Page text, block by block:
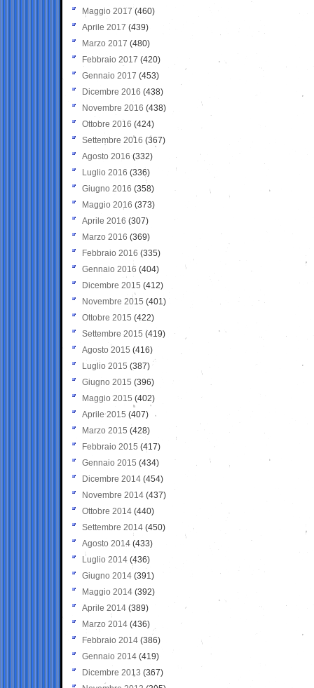
Maggio 2017 (460)
Aprile 2017 (439)
Marzo 2017 (480)
Febbraio 2017 (420)
Gennaio 2017 (453)
Dicembre 2016 (438)
Novembre 2016 (438)
Ottobre 2016 (424)
Settembre 2016 (367)
Agosto 2016 (332)
Luglio 2016 (336)
Giugno 2016 (358)
Maggio 2016 (373)
Aprile 2016 (307)
Marzo 2016 (369)
Febbraio 2016 (335)
Gennaio 2016 (404)
Dicembre 2015 (412)
Novembre 2015 (401)
Ottobre 2015 (422)
Settembre 2015 (419)
Agosto 2015 (416)
Luglio 2015 (387)
Giugno 2015 (396)
Maggio 2015 (402)
Aprile 2015 (407)
Marzo 2015 (428)
Febbraio 2015 (417)
Gennaio 2015 (434)
Dicembre 2014 (454)
Novembre 2014 (437)
Ottobre 2014 (440)
Settembre 2014 (450)
Agosto 2014 (433)
Luglio 2014 (436)
Giugno 2014 (391)
Maggio 2014 (392)
Aprile 2014 (389)
Marzo 2014 (436)
Febbraio 2014 (386)
Gennaio 2014 (419)
Dicembre 2013 (367)